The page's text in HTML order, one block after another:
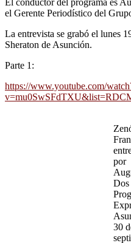
el Gerente Periodístico del
La entrevista se grabó el lunes
Sheraton de Asunción.
Parte 1:
https://www.youtube.com/
por
Dos
30